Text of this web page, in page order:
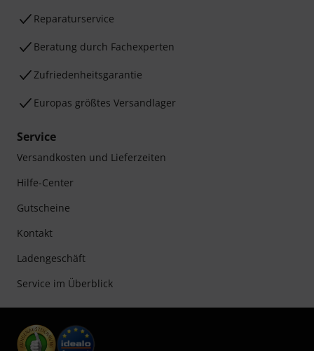
Reparaturservice
Beratung durch Fachexperten
Zufriedenheitsgarantie
Europas größtes Versandlager
Service
Versandkosten und Lieferzeiten
Hilfe-Center
Gutscheine
Kontakt
Ladengeschäft
Service im Überblick